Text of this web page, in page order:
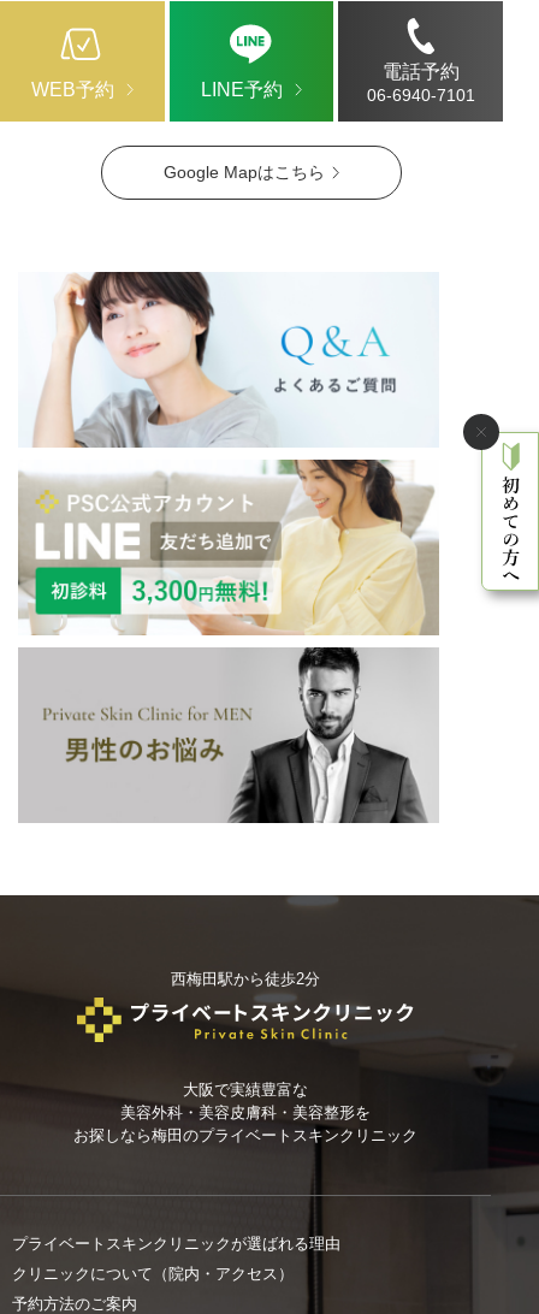
Google Mapはこちら
WEB予約 LINE予約
電話予約
06-6940-7101
西梅田駅から徒歩2分
大阪で実績豊富な
美容外科・美容皮膚科・美容整形を
お探しなら梅田のプライベートスキンクリニック
プライベートスキンクリニックが選ばれる理由
クリニックについて（院内・アクセス）
予約方法のご案内